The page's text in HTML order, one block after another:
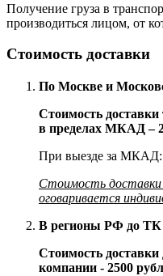
Получение груза в
производиться лицом, от
Стоимость доставки
По Москве и
Стоимость доставки
в пределах МКАД –
При выезде за МКАД:
Стоимость
оговаривается
В регионы РФ до ТК
Стоимость
компании - 2500